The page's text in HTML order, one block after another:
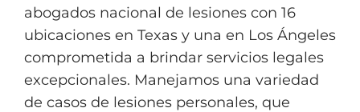
abogados nacional de lesiones con 16
ubicaciones en Texas y una en Los Ángeles
comprometida a brindar servicios legales
excepcionales. Manejamos una variedad
de casos de lesiones personales, que